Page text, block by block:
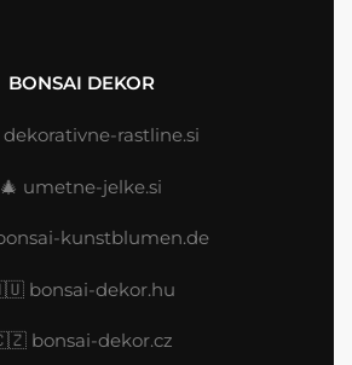
BONSAI DEKOR
dekorativne-rastline.si
🎄 umetne-jelke.si
kunstblumen.de
bonsai-dekor.hu
bonsai-dekor.cz